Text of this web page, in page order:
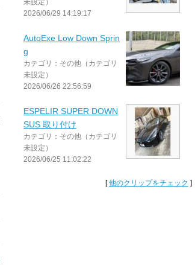
未設定）
2026/06/29 14:19:17
AutoExe Low Down Sprin
g
カテゴリ：その他（カテゴリ
未設定）
2026/06/26 22:56:59
ESPELIR SUPER DOWN
SUS 取り付け
カテゴリ：その他（カテゴリ
未設定）
2026/06/25 11:02:22
[他のクリップをチェック ]